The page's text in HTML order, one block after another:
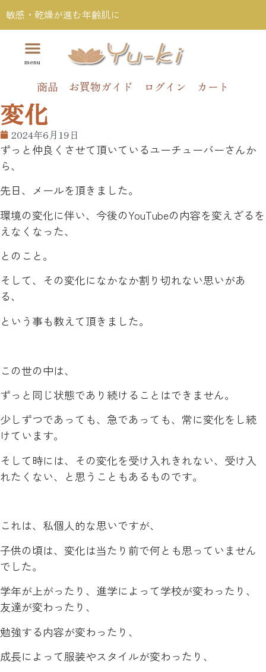
敏感・乾燥が進む年齢肌に
商品 お買物ガイド ログイン カート
変化
2024年6月19日
ずっと仲良くさせて頂いているユーチューバーさんか
ら、
先日、メールを頂きました。
環境の変化に伴い、今後のYouTubeの内容を変えざるを
えなくなった、
とのこと。
そして、その変化になかなか割り切れない思いがあ
る、
という事も教えて頂きました。
この世の中は、
ずっと同じ状態であり続けることはできません。
少しずつであっても、急であっても、常に変化をし続
けています。
そして時には、その変化を受け入れきれない、受け入
れたくない、と思うこともあるものです。
これは、私個人的な思いですが、
子供の頃は、変化は当たり前で何とも思っていません
でした。
学年が上がったり、進学によって学校が変わったり、
友達が変わったり、
勉強する内容が変わったり、
成長によって服装やスタイルが変わったり、